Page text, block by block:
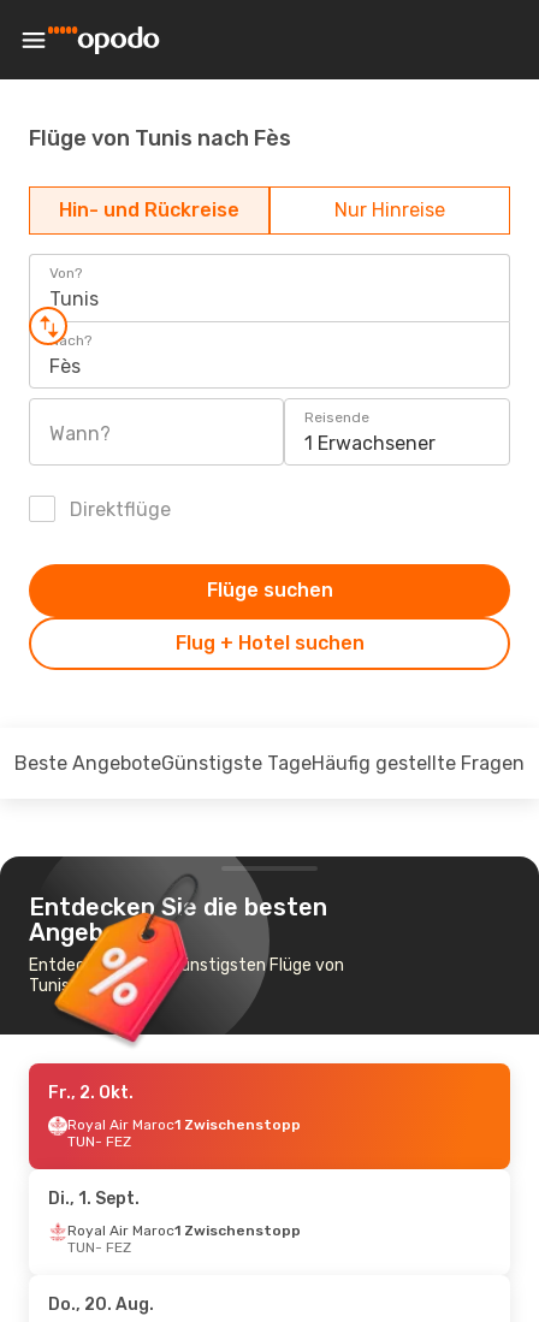
Flüge von Tunis nach Fès
Hin- und Rückreise Nur Hinreise
Von?
Tunis
Nach?
Fès
Wann?
Reisende
1 Erwachsener
Direktflüge
Flug + Hotel suchen
Flüge suchen
Beste AngeboteGünstigste TageHäufig gestellte Fragen
Entdecken Sie die besten
Angebote
Entdecken Sie die günstigsten Flüge von
Tunis nach Fès
Fr., 2. Okt.
Royal Air Maroc1 Zwischenstopp
TUN- FEZ
Di., 1. Sept.
Royal Air Maroc1 Zwischenstopp
TUN- FEZ
Do., 20. Aug.